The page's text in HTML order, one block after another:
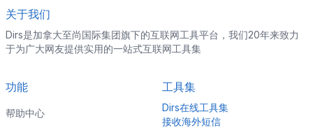
关于我们
Dirs是加拿大至尚国际集团旗下的互联网工具平台，我们20年来致力
于为广大网友提供实用的一站式互联网工具集
功能
帮助中心
工具集
Dirs在线工具集
接收海外短信